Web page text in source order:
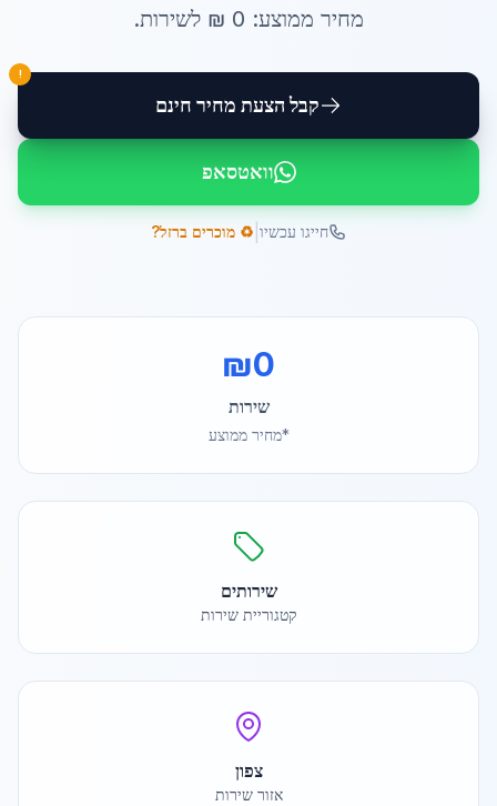
מחיר ממוצע: 0 ₪ לשירות.
קבל הצעת מחיר חינם
!
וואטסאפ
חייגו עכשיו ♻️ מוכרים ברזל?
₪0
שירות
*מחיר ממוצע
שירותים
קטגוריית שירות
צפון
אזור שירות